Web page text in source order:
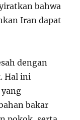
bahwa
Iran dapat
dengan
Hal ini
bakar